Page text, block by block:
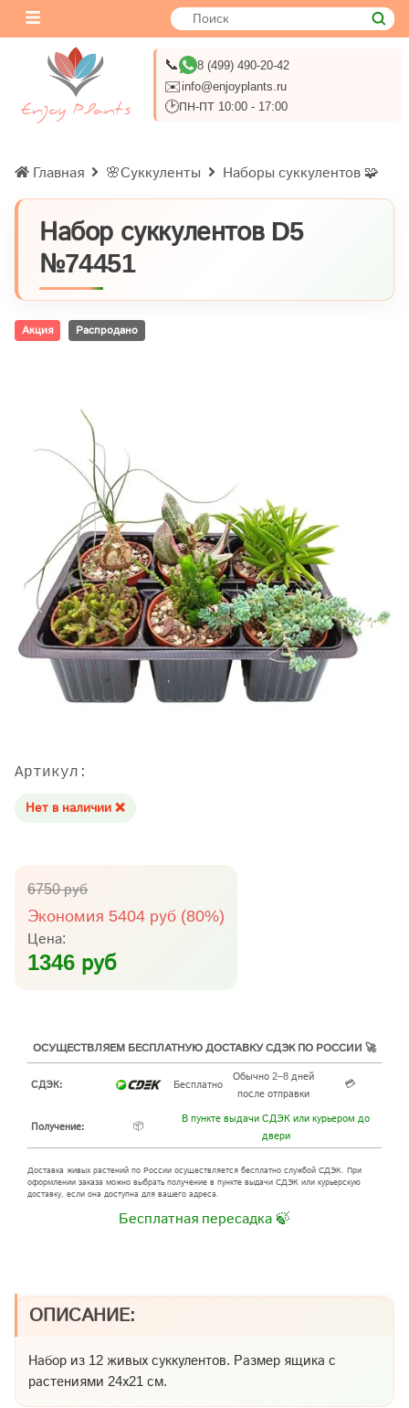
📞 8 (499) 490-20-42
✉️info@enjoyplants.ru
🕑ПН-ПТ 10:00 - 17:00
Главная 🌸Суккуленты Наборы суккулентов 🧩
Набор суккулентов D5
№74451
Акция Распродано
Артикул:
Нет в наличии ❌
6750 руб
Экономия 5404 руб (80%)
Цена:
1346 руб
ОСУЩЕСТВЛЯЕМ БЕСПЛАТНУЮ ДОСТАВКУ СДЭК ПО РОССИИ 🚀
СДЭК: Бесплатно
Обычно 2–8 дней
после отправки
💳
Получение: 📦
В пункте выдачи СДЭК или курьером до
двери
Доставка живых растений по России осуществляется бесплатно службой СДЭК. При
оформлении заказа можно выбрать получение в пункте выдачи СДЭК или курьерскую
доставку, если она доступна для вашего адреса.
Бесплатная пересадка 🍃
ОПИСАНИЕ:
Набор из 12 живых суккулентов. Размер ящика с
растениями 24х21 см.